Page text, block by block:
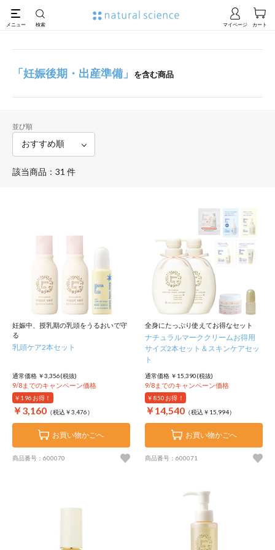
「妊娠後期・出産準備」 を含む商品
並び順
該当商品：31 件
妊娠中、授乳期の乳頭をうるおいで守
る
乳頭ケア2本セット
通常価格 ￥3,356(税抜)
9/8までのキャンペーン価格
￥196 お得！
￥3,160 （税込￥3,476）
お買い物かごへ
商品番号：600070
全身にたっぷり使えてお得なセット
ナチュラルマーククリームお得用
サイズ2本セット＆スキンケアセッ
ト
通常価格 ￥15,390(税抜)
9/8までのキャンペーン価格
￥850 お得！
￥14,540 （税込￥15,994）
お買い物かごへ
商品番号：600071